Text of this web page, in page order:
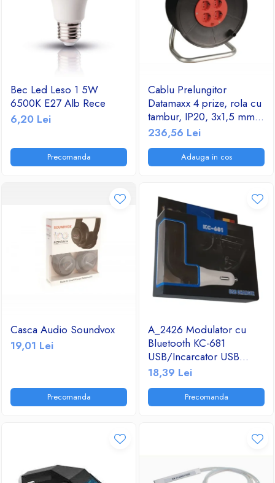
Bec Led Leso 1 5W
6500K E27 Alb Rece
6,20 Lei
Precomanda
Cablu Prelungitor
Datamaxx 4 prize, rola cu
tambur, IP20, 3x1,5 mmp,
3500W, 50 metri, maner
rosu/negru
236,56 Lei
Adauga in cos
Casca Audio Soundvox
19,01 Lei
Precomanda
A_2426 Modulator cu
Bluetooth KC-681
USB/Incarcator USB
2.1A/TF/FM Radio
18,39 Lei
Precomanda